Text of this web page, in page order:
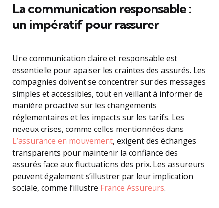
La communication responsable :
un impératif pour rassurer
Une communication claire et responsable est
essentielle pour apaiser les craintes des assurés. Les
compagnies doivent se concentrer sur des messages
simples et accessibles, tout en veillant à informer de
manière proactive sur les changements
réglementaires et les impacts sur les tarifs. Les
neveux crises, comme celles mentionnées dans
L’assurance en mouvement, exigent des échanges
transparents pour maintenir la confiance des
assurés face aux fluctuations des prix. Les assureurs
peuvent également s’illustrer par leur implication
sociale, comme l’illustre France Assureurs.